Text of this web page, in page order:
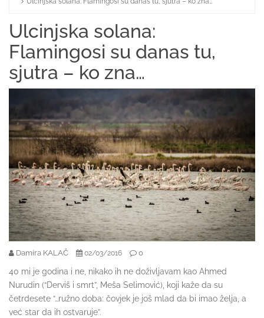
Home
Ulcinjska solana:
Flamingosi su danas tu,
sjutra – ko zna…
Damira KALAČ 02/03/2016 0
40 mi je godina i ne, nikako ih ne doživljavam kao Ahmed
Nurudin (“Derviš i smrt”, Meša Selimović), koji kaže da su
četrdesete “…ružno doba: čovjek je još mlad da bi imao želja, a
već star da ih ostvaruje”.